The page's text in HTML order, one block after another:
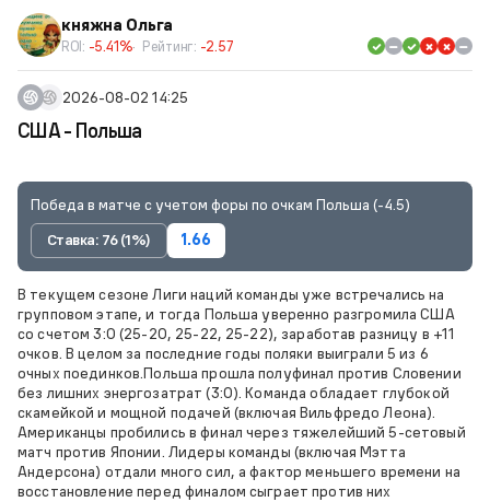
княжна Ольга
ROI: -5.41% Рейтинг: -2.57
2026-08-02 14:25
США - Польша
Победа в матче с учетом форы по очкам Польша (-4.5)
Ставка: 76 (1%)
1.66
В текущем сезоне Лиги наций команды уже встречались на
групповом этапе, и тогда Польша уверенно разгромила США
со счетом 3:0 (25-20, 25-22, 25-22), заработав разницу в +11
очков. В целом за последние годы поляки выиграли 5 из 6
очных поединков.Польша прошла полуфинал против Словении
без лишних энергозатрат (3:0). Команда обладает глубокой
скамейкой и мощной подачей (включая Вильфредо Леона).
Американцы пробились в финал через тяжелейший 5-сетовый
матч против Японии. Лидеры команды (включая Мэтта
Андерсона) отдали много сил, а фактор меньшего времени на
восстановление перед финалом сыграет против них